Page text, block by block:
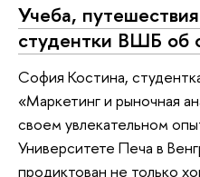
Учеба,
студентки ВШБ об
София Костина,
«Маркетинг и рыночная
своем увлекательном
Университете Печа в
продиктован не только